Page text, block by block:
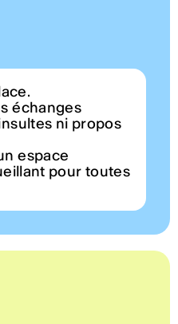
échanges
ni propos
espace
pour toutes